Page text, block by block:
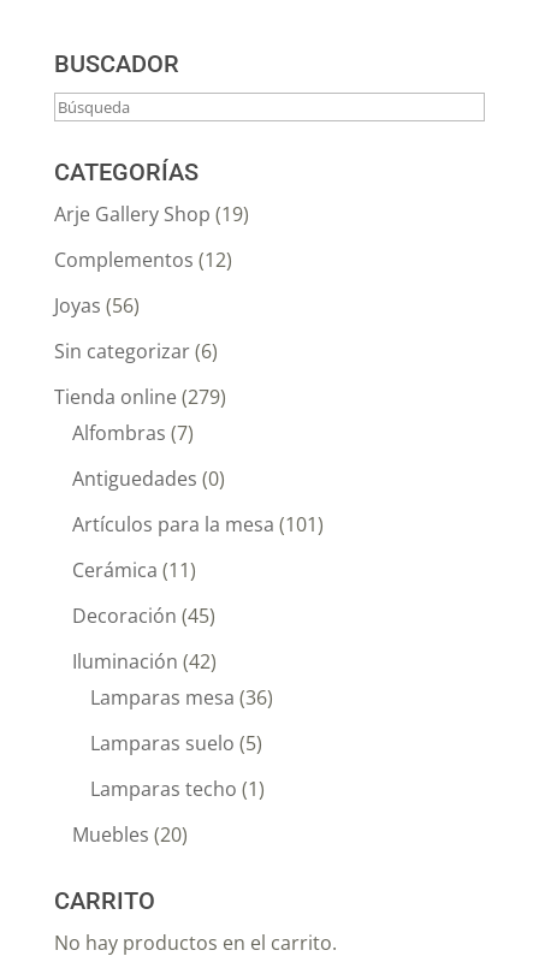
BUSCADOR
CATEGORÍAS
Arje Gallery Shop (19)
Complementos (12)
Joyas (56)
Sin categorizar(6)
Tienda online(279)
Alfombras (7)
Antiguedades (0)
Artículos para la mesa (101)
Cerámica (11)
Decoración (45)
Iluminación (42)
Lamparas mesa (36)
Lamparas suelo (5)
Lamparas techo (1)
Muebles (20)
CARRITO
No hay productos en el carrito.